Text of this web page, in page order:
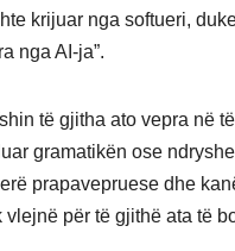
krijuar nga softueri,
nga AI-ja”.
të gjitha ato vepra në
gramatikën ose
prapavepruese dhe
vlejnë për të gjithë ata të